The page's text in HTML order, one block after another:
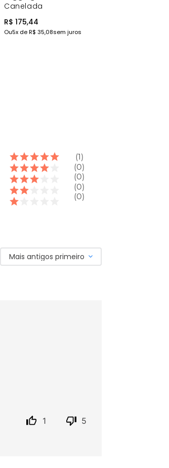
Canelada
R$ 175,44
Ou5x deR$ 35,08sem juros
1
0
0
0
0
Mais antigos primeiro
1 5